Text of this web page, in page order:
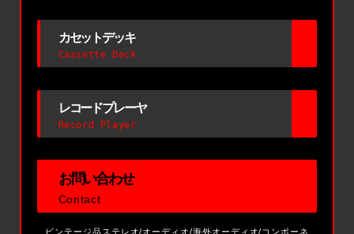
カセットデッキ
Cassette Deck
レコードプレーヤ
Record Player
お問い合わせ
Contact
ビンテージ品ステレオ/オーディオ/海外オーディオ/コンポーネ